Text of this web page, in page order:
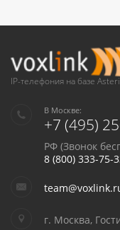
IP-телефония на базе
В Москве:
+7 (495)
РФ (Звонок
8 (800) 333-75-
г. Москва,